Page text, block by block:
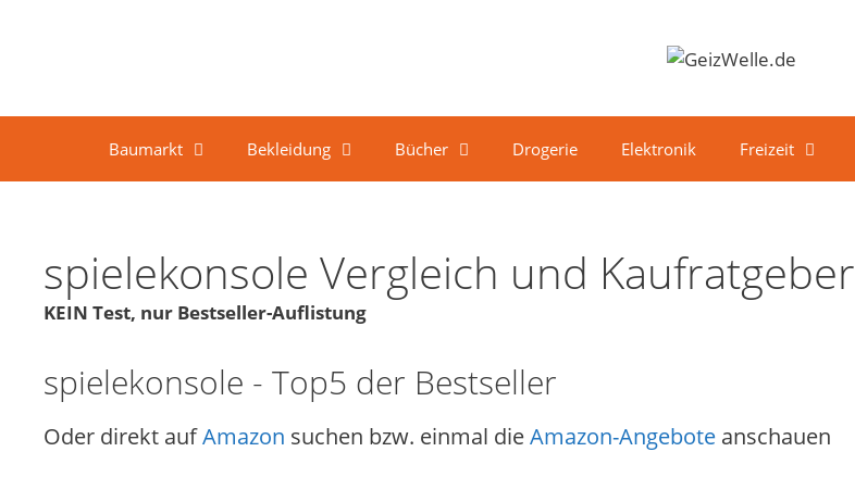
Baumarkt Bekleidung Bücher Drogerie Elektronik Freizeit
spielekonsole Vergleich und Kaufratgeber
KEIN Test, nur Bestseller-Auflistung
spielekonsole - Top5 der Bestseller
Oder direkt aufAmazon suchen bzw. einmal dieAmazon-Angebote anschauen